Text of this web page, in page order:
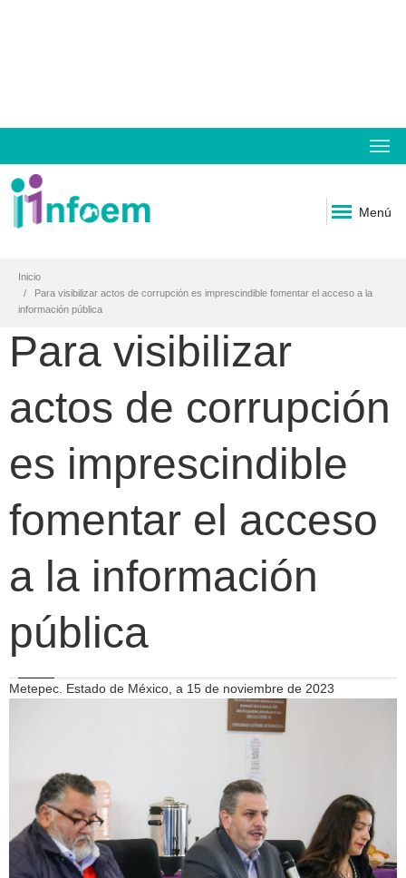
Menú
Inicio
Para visibilizar actos de corrupción es imprescindible fomentar el acceso a la
información pública
Para visibilizar
actos de corrupción
es imprescindible
fomentar el acceso
a la información
pública
Metepec. Estado de México, a 15 de noviembre de 2023